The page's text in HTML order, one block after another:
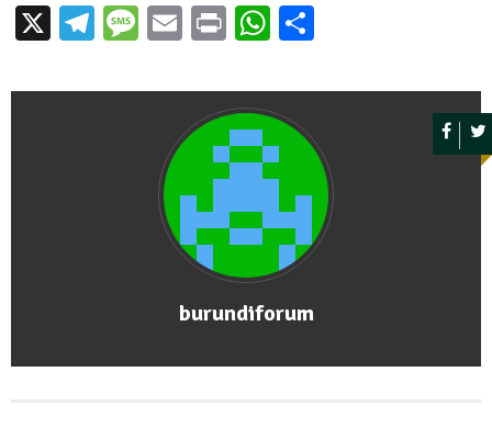
X Telegram
Message
EmailPrintWhatsApp
burundiforum